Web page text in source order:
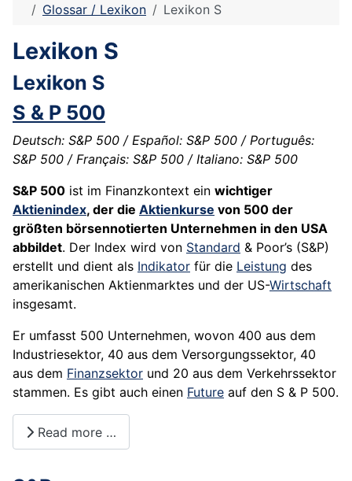
Glossar / Lexikon
Lexikon S
Lexikon S
Lexikon S
S & P 500
Deutsch: S&P 500 / Español: S&P 500 / Português:
S&P 500 / Français: S&P 500 / Italiano: S&P 500
S&P 500 ist im Finanzkontext ein wichtiger
Aktienindex, der die Aktienkurse von 500 der
größten börsennotierten Unternehmen in den USA
abbildet. Der Index wird von Standard & Poor’s (S&P)
erstellt und dient als Indikator für die Leistung des
amerikanischen Aktienmarktes und der US-Wirtschaft
insgesamt.
Er umfasst 500 Unternehmen, wovon 400 aus dem
Industriesektor, 40 aus dem Versorgungssektor, 40
aus dem Finanzsektor und 20 aus dem Verkehrssektor
stammen. Es gibt auch einen Future auf den S & P 500.
Read more …